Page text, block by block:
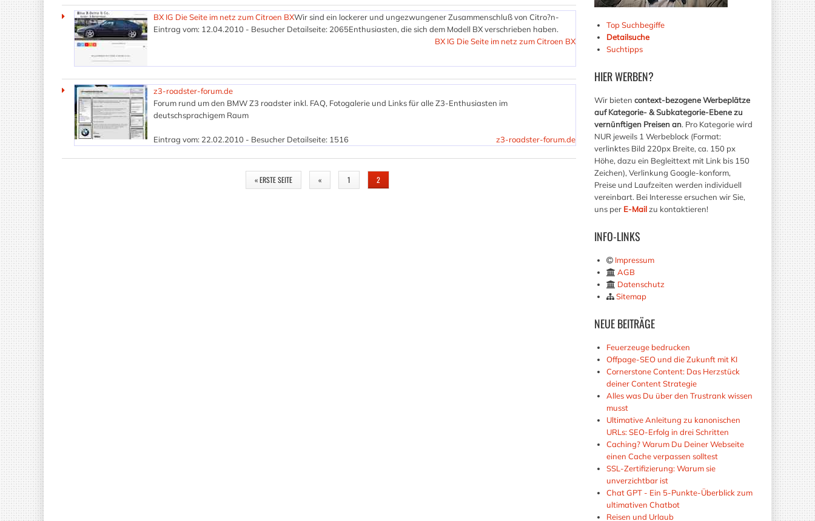
Top Suchbegiffe
Detailsuche
Suchtipps
HIERWERBEN?
Wir bieten context-bezogene Werbeplätze
auf Kategorie- & Subkategorie-Ebene zu
vernünftigen Preisen an. Pro Kategorie wird
NUR jeweils 1 Werbeblock (Format:
verlinktes Bild 220px Breite, ca. 150 px
Höhe, dazu ein Begleittext mit Link bis 150
Zeichen), Verlinkung Google-konform,
Preise und Laufzeiten werden individuell
vereinbart. Bei Interesse ersuchen wir Sie,
uns per E-Mailzu kontaktieren!
INFO-LINKS
Impressum
AGB
Datenschutz
Sitemap
NEUEBEITRÄGE
Feuerzeuge bedrucken
Offpage-SEO und die Zukunft mit KI
Cornerstone Content: Das Herzstück
deiner Content Strategie
Alles was Du über den Trustrank wissen
musst
Ultimative Anleitung zu kanonischen
URLs: SEO-Erfolg in drei Schritten
Caching? Warum Du Deiner Webseite
einen Cache verpassen solltest
SSL-Zertifizierung: Warum sie
unverzichtbar ist
Chat GPT - Ein 5-Punkte-Überblick zum
ultimativen Chatbot
Reisen und Urlaub
BX IG Die Seite im netz zum Citroen BXWir sind ein lockerer und ungezwungener Zusammenschluß von Citro?n-
Enthusiasten, die sich dem Modell BX verschrieben haben.
Eintrag vom: 12.04.2010 - Besucher Detailseite: 2065
BX IG Die Seite im netz zum Citroen BX
z3-roadster-forum.de
Forum rund um den BMW Z3 roadster inkl. FAQ, Fotogalerie und Links für alle Z3-Enthusiasten im
deutschsprachigem Raum
Eintrag vom: 22.02.2010 - Besucher Detailseite: 1516 z3-roadster-forum.de
« ERSTE SEITE « 1 2